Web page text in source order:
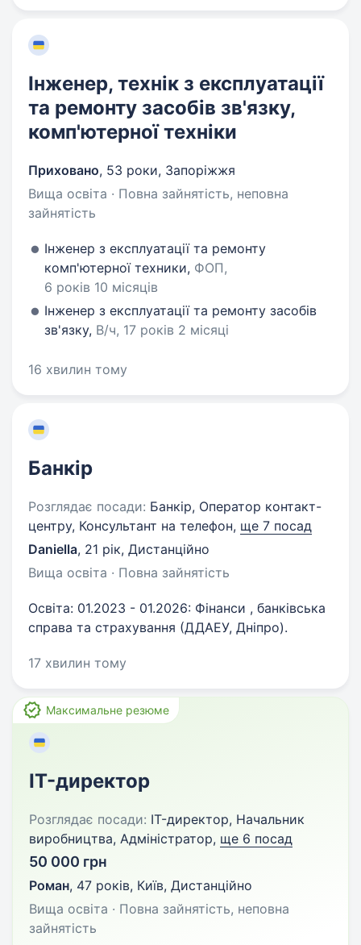
Інженер, технік з експлуатації
та ремонту засобів зв'язку,
комп'ютерної техніки
Приховано, 53 роки, Запоріжжя
Вища освіта · Повна зайнятість, неповна
зайнятість
Інженер з експлуатації та ремонту
комп'ютерної техники, ФОП,
6 років 10 місяців
Інженер з експлуатації та ремонту засобів
зв'язку, В/ч, 17 років 2 місяці
16 хвилин тому
Банкір
Розглядає посади: Банкір, Оператор контакт-
центру, Консультант на телефон, ще 7 посад
Daniella, 21 рік, Дистанційно
Вища освіта · Повна зайнятість
Освіта: 01.2023 - 01.2026: Фінанси , банківська
справа та страхування (ДДАЕУ, Дніпро).
17 хвилин тому
Максимальне резюме
IT-директор
Розглядає посади: IT-директор, Начальник
виробництва, Адміністратор, ще 6 посад
50 000 грн
Роман, 47 років, Київ, Дистанційно
Вища освіта · Повна зайнятість, неповна
зайнятість